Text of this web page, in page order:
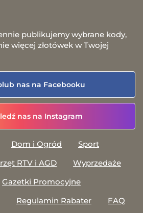
publikujemy wybrane kody,
więcej złotówek w Twojej
nas na Facebooku
nas na Instagram
Dom i Ogród
Sport
RTV i AGD
Wyprzedaże
Gazetki Promocyjne
Regulamin Rabater
FAQ